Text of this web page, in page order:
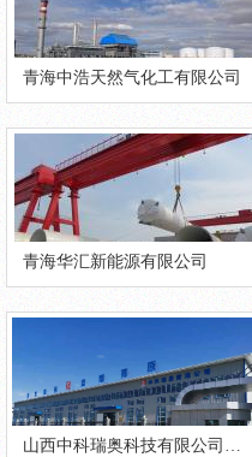
青海中浩天然气化工有限公司
青海华汇新能源有限公司
山西中科瑞奥科技有限公司青海分公司